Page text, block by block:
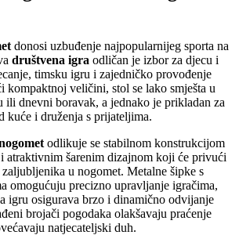
donosi uzbuđenje najpopularnijeg sporta na
društvena igra odličan je izbor za djecu i
timsku igru i zajedničko provođenje
kompaktnoj veličini, stol se lako smješta u
ili dnevni boravak, a jednako je prikladan za
kuće i druženja s prijateljima.
odlikuje se stabilnom konstrukcijom
atraktivnim šarenim dizajnom koji će privući
u nogomet. Metalne šipke s
omogućuju precizno upravljanje igračima,
igru osigurava brzo i dinamično odvijanje
brojači pogodaka olakšavaju praćenje
natjecateljski duh.